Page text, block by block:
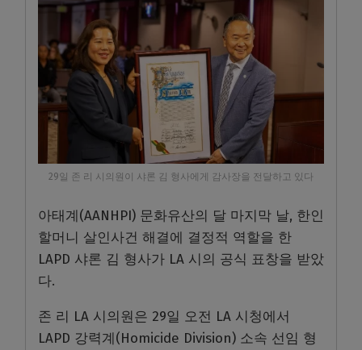
29일 존 리 시의원이 샤론 김 형사에게 감사장을 전달하고 있다
아태계(AANHPI) 문화유산의 달 마지막 날, 한인
할머니 살인사건 해결에 결정적 역할을 한
LAPD 샤론 김 형사가 LA 시의 공식 표창을 받았
다.
존 리 LA 시의원은 29일 오전 LA 시청에서
LAPD 강력계(Homicide Division) 소속 선임 형